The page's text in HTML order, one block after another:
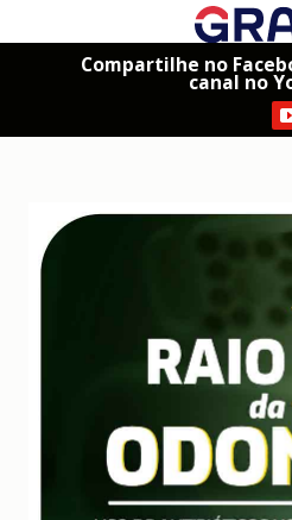
Compartilhe no
canal no